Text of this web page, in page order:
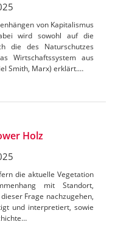
von Kapitalismus
wird sowohl auf die
die des Naturschutzes
Wirtschaftssystem aus
Smith, Marx) erklärt.…
Holz
die aktuelle Vegetation
mit Standort,
Frage nachzugehen,
und interpretiert, sowie